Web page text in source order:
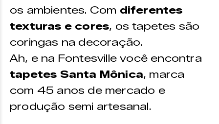
os ambientes. Com diferentes
texturas e cores, os tapetes são
coringas na decoração.
Ah, e na Fontesville você encontra
tapetes Santa Mônica, marca
com 45 anos de mercado e
produção semi artesanal.